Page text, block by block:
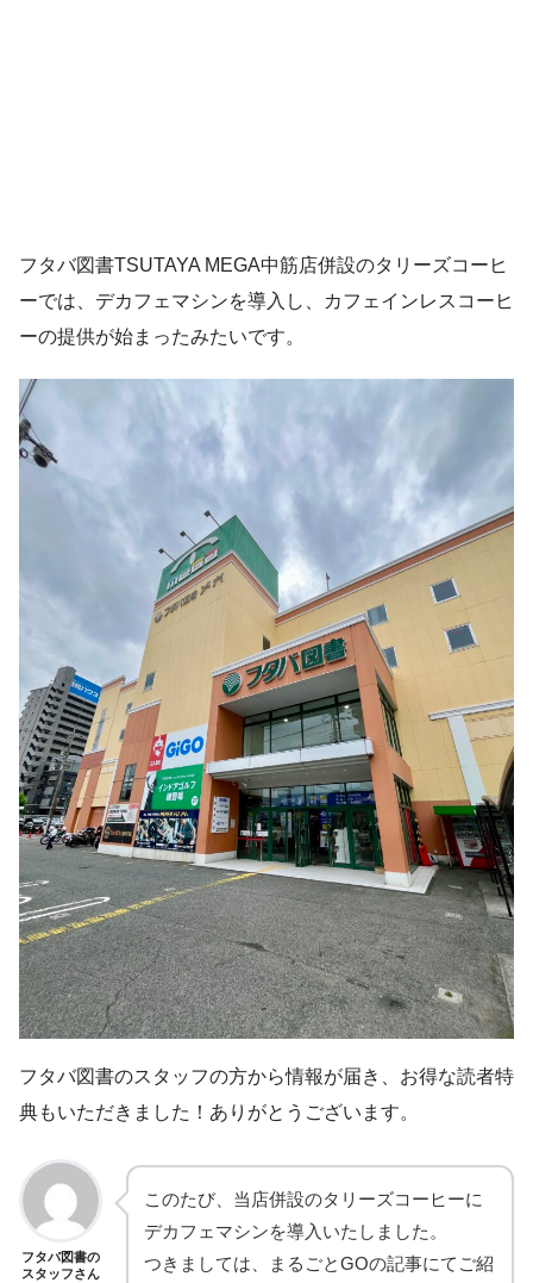
フタバ図書TSUTAYA MEGA中筋店併設のタリーズコーヒ
ーでは、デカフェマシンを導入し、カフェインレスコーヒ
ーの提供が始まったみたいです。
フタバ図書のスタッフの方から情報が届き、お得な読者特
典もいただきました！ありがとうございます。
フタバ図書の
スタッフさん
このたび、当店併設のタリーズコーヒーに
デカフェマシンを導入いたしました。
つきましては、まるごとGOの記事にてご紹